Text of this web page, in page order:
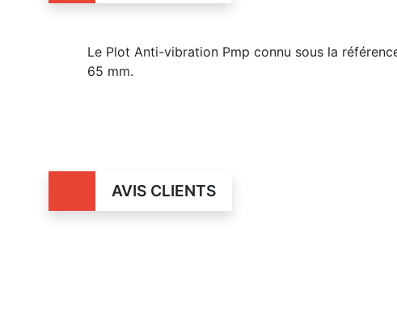
Le Plot Anti-vibration Pmp connu sous la
65 mm.
AVIS CLIENTS